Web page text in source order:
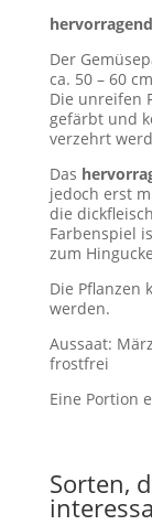
Der
ca. 50 – 60
Die unreifen
gefärbt und
verzehrt
Das
jedoch erst
die
Farbenspiel
zum
Die Pflanzen
werden.
Aussaat:
frostfrei
Eine Portion
Sorten,